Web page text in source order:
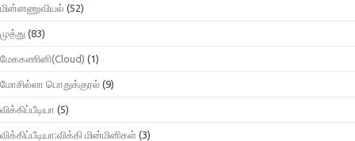
மின்னணுவியல் (52)
முத்து (83)
மேககணினி(Cloud) (1)
மோசில்லா பொதுக்குரல் (9)
விக்கிப்பீடியா (5)
விக்கிப்பீடியா:விக்கி மின்மினிகள் (3)